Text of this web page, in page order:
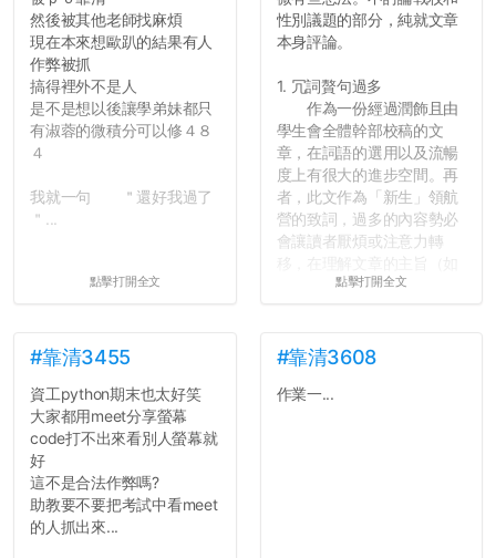
然後被其他老師找麻煩
現在本來想歐趴的結果有人
作弊被抓
搞得裡外不是人
是不是想以後讓學弟妹都只
有淑蓉的微積分可以修４８
４
我就一句 ＂還好我過了
＂...
點擊打開全文
性別議題的部分，純就文章
本身評論。
1. 冗詞贅句過多
作為一份經過潤飾且由
學生會全體幹部校稿的文
章，在詞語的選用以及流暢
度上有很大的進步空間。再
者，此文作為「新生」領航
營的致詞，過多的內容勢必
會讓讀者厭煩或注意力轉
果有的話）前就失去興趣。
的聲明一樣正式，但至少在
用字上多加留意。有些語句
用說的可能會引人發笑或多
點擊打開全文
#靠清3455
資工python期末也太好笑
大家都用meet分享螢幕
code打不出來看別人螢幕就
好
這不是合法作弊嗎?
助教要不要把考試中看meet
的人抓出來...
#靠清3608
作業一...